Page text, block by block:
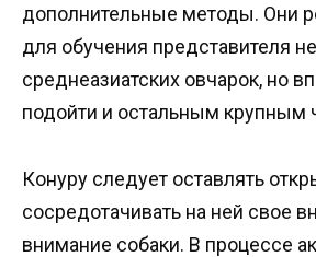
дополнительные методы. Они
для обучения представителя
среднеазиатских овчарок, но
подойти и остальным крупным
Конуру следует оставлять
сосредотачивать на ней свое
внимание собаки. В процессе